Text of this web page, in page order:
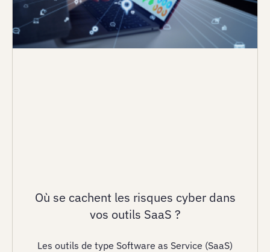
Où se cachent les risques cyber dans
vos outils SaaS ?
Les outils de type Software as Service (SaaS)